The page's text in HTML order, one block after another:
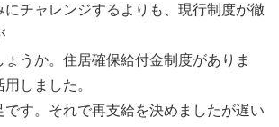
にチャレンジするよりも、現行制度が徹
ょうか。住居確保給付金制度がありま
しました。
です。それで再支給を決めましたが遅い